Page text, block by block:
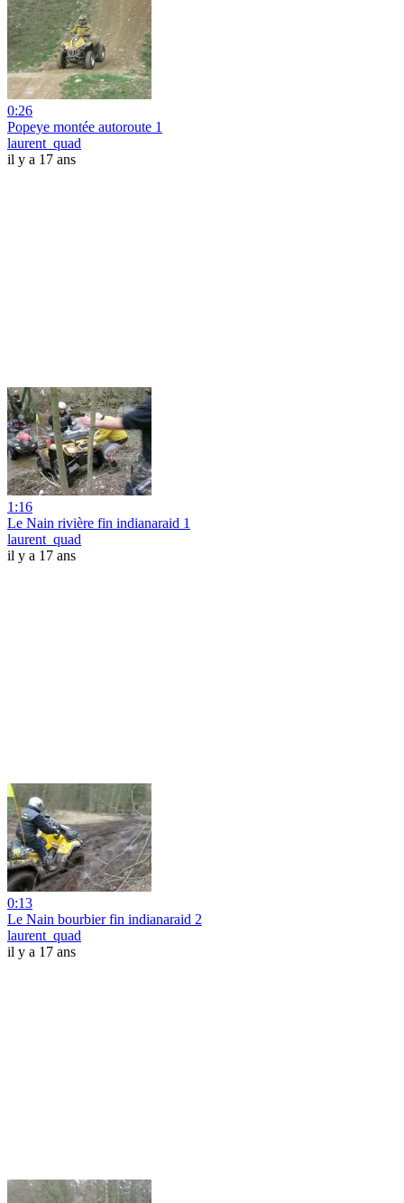
0:26
Popeye montée autoroute 1
laurent_quad
il y a 17 ans
1:16
Le Nain rivière fin indianaraid 1
laurent_quad
il y a 17 ans
0:13
Le Nain bourbier fin indianaraid 2
laurent_quad
il y a 17 ans